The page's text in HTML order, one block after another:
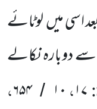
اسی میںلوٹائے
دوبارہ نکالے
۱۷،۱۰ /۶۵۴،